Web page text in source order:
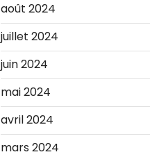
août 2024
juillet 2024
juin 2024
mai 2024
avril 2024
mars 2024